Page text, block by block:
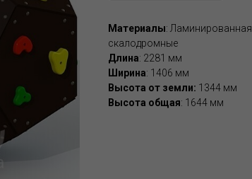
Материалы:
скалодромные
Длина: 2281 мм
Ширина: 1406 мм
Высота от земли: 1344 мм
Высота общая: 1644 мм